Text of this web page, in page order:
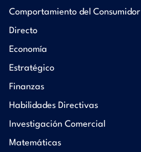
Comportamiento del Consumidor
Directo
Economía
Estratégico
Finanzas
Habilidades Directivas
Investigación Comercial
Matemáticas